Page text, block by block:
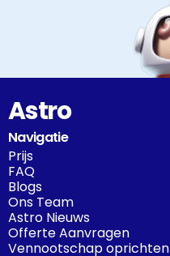
Astro
Navigatie
Prijs
FAQ
Blogs
Ons Team
Astro Nieuws
Offerte Aanvragen
Vennootschap oprichten